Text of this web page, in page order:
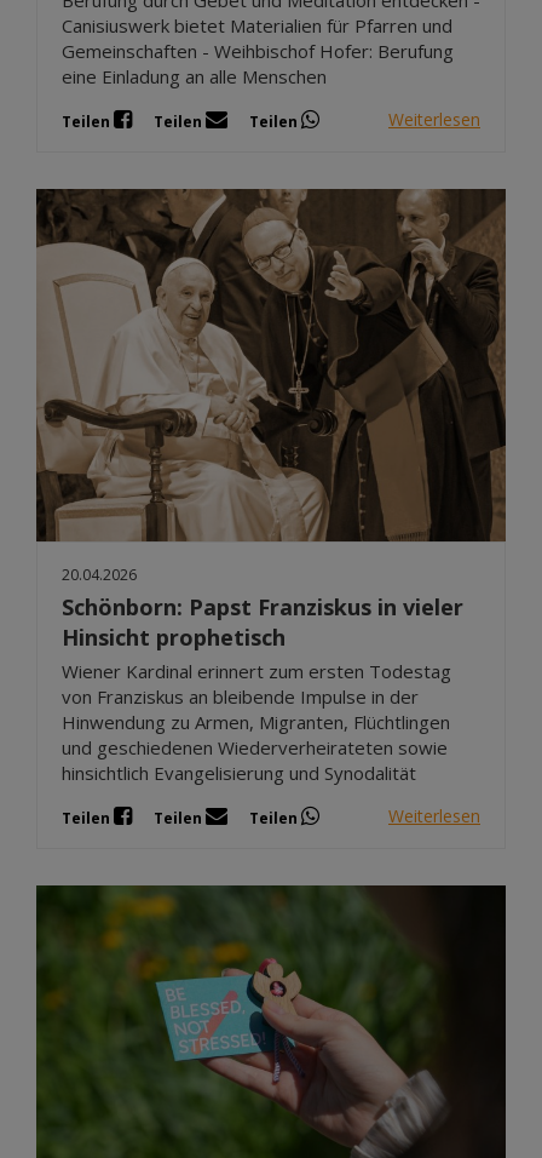
Canisiuswerk bietet Materialien für Pfarren und
Gemeinschaften - Weihbischof Hofer: Berufung
eine Einladung an alle Menschen
Teilen Teilen Teilen Weiterlesen
20.04.2026
Schönborn: Papst Franziskus in vieler
Hinsicht prophetisch
Wiener Kardinal erinnert zum ersten Todestag
von Franziskus an bleibende Impulse in der
Hinwendung zu Armen, Migranten, Flüchtlingen
und geschiedenen Wiederverheirateten sowie
hinsichtlich Evangelisierung und Synodalität
Teilen Teilen Teilen Weiterlesen